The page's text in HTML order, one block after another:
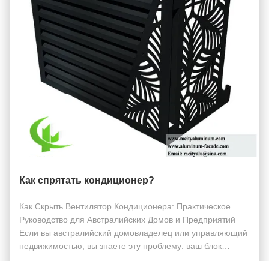
Как спрятать кондиционер?
Как Скрыть Вентилятор Кондиционера: Практическое
Руководство для Австралийских Домов и Предприятий
Если вы австралийский домовладелец или управляющий
недвижимостью, вы знаете эту проблему: ваш блок